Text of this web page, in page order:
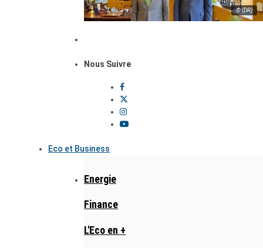
© (DR)
Nous Suivre
Eco et Business
Energie
Finance
L'Eco en +